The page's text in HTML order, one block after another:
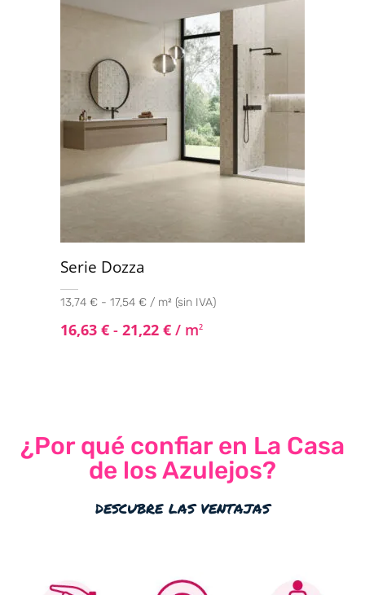
Serie Dozza
13,74 € - 17,54 € / m² (sin IVA)
16,63 € - 21,22 € / m2
¿Por qué confiar en La Casa
de los Azulejos?
descubre las ventajas